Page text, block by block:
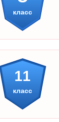
класс
11
класс